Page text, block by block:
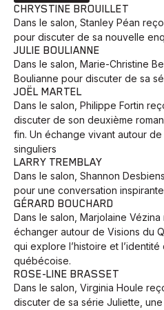
CHRYSTINE BROUILLET
Dans le salon, Stanley Péan
pour discuter de sa nouvelle
JULIE BOULIANNE
Dans le salon, Marie-Christine
Boulianne pour discuter de sa
JOËL MARTEL
Dans le salon, Philippe Fortin
discuter de son deuxième
fin. Un échange vivant autour
singuliers
LARRY TREMBLAY
Dans le salon, Shannon
pour une conversation
GÉRARD BOUCHARD
Dans le salon, Marjolaine
échanger autour de Visions du
qui explore l’histoire et
québécoise.
ROSE-LINE BRASSET
Dans le salon, Virginia Houle
discuter de sa série Juliette,